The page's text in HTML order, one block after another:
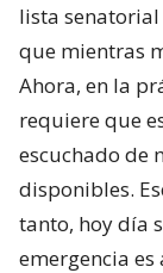
lista
que mientras
Ahora, en la
requiere que
escuchado de
disponibles.
tanto, hoy día
emergencia